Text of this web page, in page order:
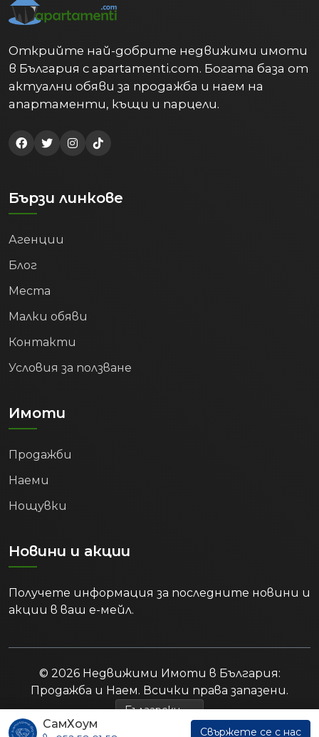
СамХоум
Свържете се с нас
Открийте най-добрите недвижими имоти
в България с apartamenti.com. Богата база от
актуални обяви за продажба и наем на
апартаменти, къщи и парцели.
Бързи линкове
Агенции
Блог
Места
Малки обяви
Контакти
Условия за ползване
Имоти
Продажби
Наеми
Нощувки
Новини и акции
Получете информация за последните новини и
акции в ваш е-мейл.
© 2026 Недвижими Имоти в България:
Продажба и Наем. Всички права запазени.